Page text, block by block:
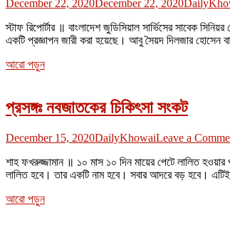
December 22, 2020December 22, 2020
স্টাফ রিপোর্টার ॥ বাংলাদেশ জুডিসিয়াল সার্ভিসের সাবেক
একটি প্রজ্ঞাপন জারী করা হয়েছে। আবু সৈয়দ দিলজার হোসেন
আরো পড়ুন
প্রসঙ্গঃ নবজাতকের চিকিৎসা সংকট
December 15, 2020DailyKhowaiLeave a
শাহ ফখরুজ্জামান ॥ ১০ মাস ১০ দিন মায়ের পেটে লালিত
লালিত হবে। তার একটি নাম হবে। সবার আদরে বড় হবে।
আরো পড়ুন